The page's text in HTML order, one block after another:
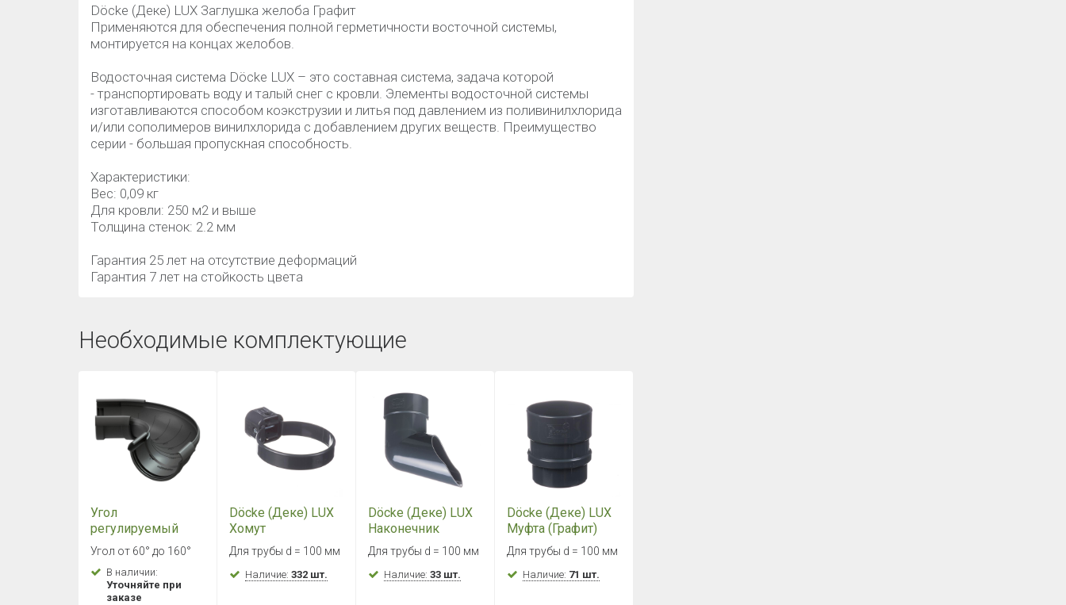
Döcke (Деке) LUX Заглушка желоба Графит
Применяются для обеспечения полной герметичности восточной системы,
монтируется на концах желобов.
Водосточная система Döcke LUX – это составная система, задача которой
- транспортировать воду и талый снег с кровли. Элементы водосточной системы
изготавливаются способом коэкструзии и литья под давлением из поливинилхлорида
и/или сополимеров винилхлорида с добавлением других веществ. Преимущество
серии - большая пропускная способность.
Характеристики:
Вес: 0,09 кг
Для кровли: 250 м2 и выше
Толщина стенок: 2.2 мм
Гарантия 25 лет на отсутствие деформаций
Гарантия 7 лет на стойкость цвета
Необходимые комплектующие
Угол
регулируемый
Döcke LUX
60°-160° Графит
Угол от 60° до 160°
В наличии:
Уточняйте при
заказе
Döcke (Деке) LUX
Хомут
универсальный
(Графит)
Для трубы d = 100 мм
Наличие:332 шт.
Döcke (Деке) LUX
Наконечник
(Графит)
Для трубы d = 100 мм
Наличие:33 шт.
Döcke (Деке) LUX
Муфта (Графит)
Для трубы d = 100 мм
Наличие: 71 шт.